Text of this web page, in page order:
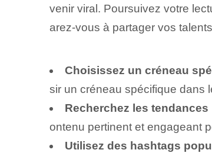
venir viral. Poursuivez votre
arez-vous à partager vos
Choisissez un créneau
sir un créneau spécifique dans
Recherchez les tendances
ontenu pertinent et engageant
Utilisez des hashtags